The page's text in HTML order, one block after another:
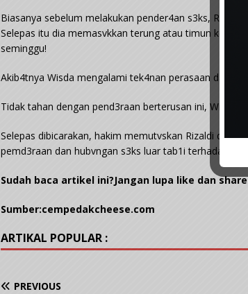
Biasanya sebelum melakukan pender4an s3ks,
Selepas itu dia memasvkkan terung atau timun ke
seminggu!
Akib4tnya Wisda mengalami tek4nan perasaan dan
Tidak tahan dengan pend3raan berterusan ini, Wisda
Selepas dibicarakan, hakim memutvskan Rizaldi
pemd3raan dan hubvngan s3ks luar tab1i terhadap
Sudah baca artikel ini?Jangan lupa like dan
Sumber:cempedakcheese.com
ARTIKAL POPULAR :
PREVIOUS